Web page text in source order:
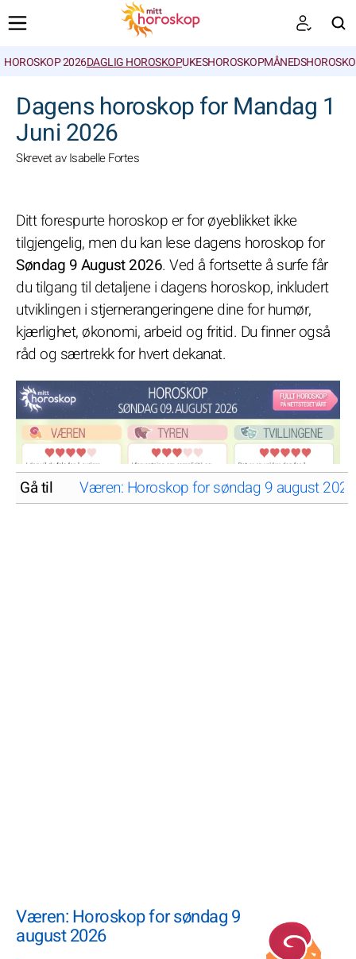
HOROSKOP 2026DAGLIG HOROSKOPUKESHOROSKOP
Dagens horoskop for Mandag 1
Juni 2026
Skrevet av Isabelle Fortes
Ditt forespurte horoskop er for øyeblikket ikke
tilgjengelig, men du kan lese dagens horoskop for
Søndag 9 August 2026. Ved å fortsette å surfe får
du tilgang til detaljene i dagens horoskop, inkludert
utviklingen i stjernerangeringene dine for humør,
kjærlighet, økonomi, arbeid og fritid. Du finner også
råd og særtrekk for hvert dekanat.
Gå til Væren: Horoskop for søndag 9 august 2026
Væren: Horoskop for søndag 9
august 2026